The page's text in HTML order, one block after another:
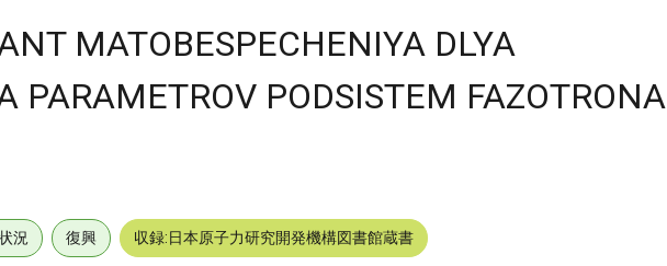
MATOBESPECHENIYA DLYA
PARAMETROV PODSISTEM FAZOTRONA
況 復興 収録:日本原子力研究開発機構図書館蔵書